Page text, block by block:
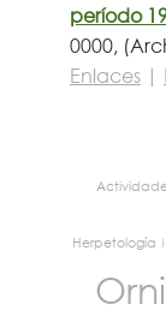
período
0000,
Enlaces |
Herpetología